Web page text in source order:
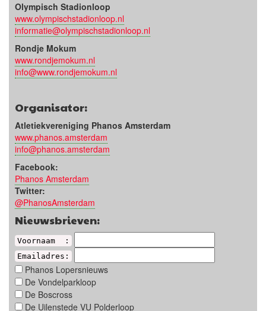
Olympisch Stadionloop
www.olympischstadionloop.nl
informatie@olympischstadionloop.nl
Rondje Mokum
www.rondjemokum.nl
info@www.rondjemokum.nl
Organisator:
Atletiekvereniging Phanos Amsterdam
www.phanos.amsterdam
info@phanos.amsterdam
Facebook:
Phanos Amsterdam
Twitter:
@PhanosAmsterdam
Nieuwsbrieven:
Voornaam :
Emailadres:
Phanos Lopersnieuws
De Vondelparkloop
De Boscross
De Uilenstede VU Polderloop